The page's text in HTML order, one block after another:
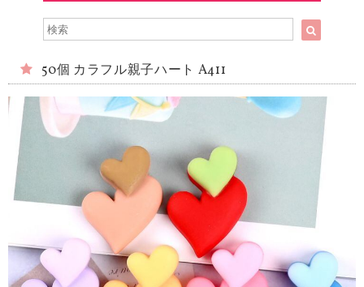
50個 カラフル親子ハート A411